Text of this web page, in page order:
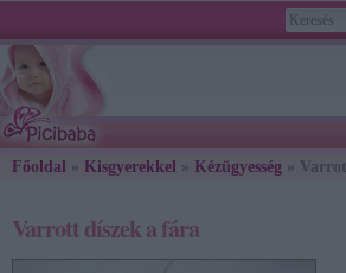
Főoldal » Kisgyerekkel » Kézügyesség »
2026. August
Varrott díszek a fára